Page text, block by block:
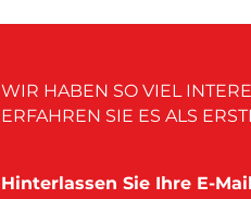
WIR HABEN SO VIEL
ERFAHREN SIE ES ALS
Hinterlassen Sie Ihre E-Mail